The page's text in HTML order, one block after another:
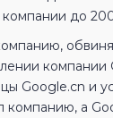
до
компании
Google.cn и
компанию, а